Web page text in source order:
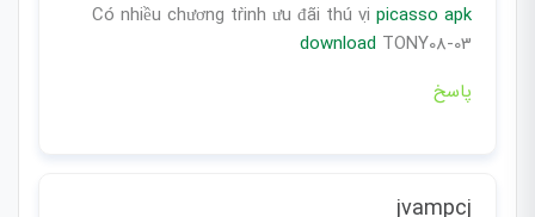
Có nhiều chương trình ưu đãi thú vị picasso apk
download TONY08-03
پاسخ
jvampcj